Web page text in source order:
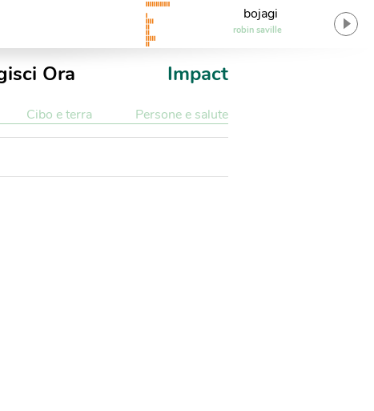
bojagi
robin saville
Ora Impact
Cibo e terra Persone e salute